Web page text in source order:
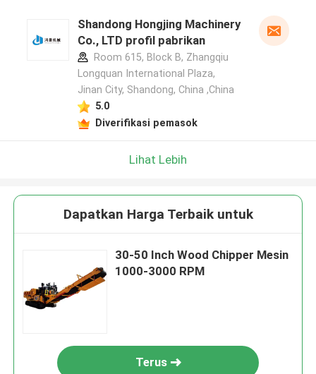
Shandong Hongjing Machinery
Co., LTD profil pabrikan
Room 615, Block B, Zhangqiu
Longquan International Plaza,
Jinan City, Shandong, China ,China
5.0
Diverifikasi pemasok
Lihat Lebih
Dapatkan Harga Terbaik untuk
30-50 Inch Wood Chipper Mesin
1000-3000 RPM
Terus